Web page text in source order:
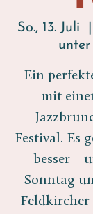
So., 13. Juli
Ein
mit
Festival. Es
besser –
Sonntag
Feldkircher